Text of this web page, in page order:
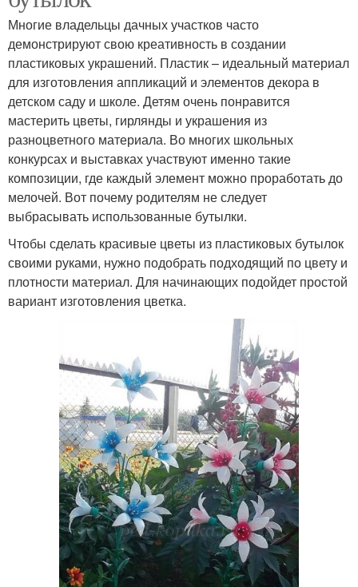
Многие владельцы дачных участков часто
демонстрируют свою креативность в создании
пластиковых украшений. Пластик – идеальный материал
для изготовления аппликаций и элементов декора в
детском саду и школе. Детям очень понравится
мастерить цветы, гирлянды и украшения из
разноцветного материала. Во многих школьных
конкурсах и выставках участвуют именно такие
композиции, где каждый элемент можно проработать до
мелочей. Вот почему родителям не следует
выбрасывать использованные бутылки.
Чтобы сделать красивые цветы из пластиковых бутылок
своими руками, нужно подобрать подходящий по цвету и
плотности материал. Для начинающих подойдет простой
вариант изготовления цветка.